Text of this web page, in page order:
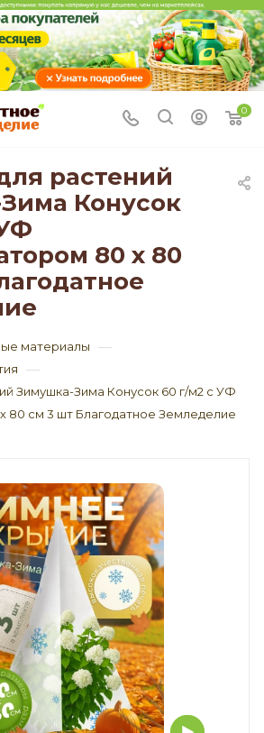
0
растений
Конусок
80 х 80
материалы —
—
Зимушка-Зима Конусок 60 г/м2 с УФ
80 см 3 шт Благодатное Земледелие